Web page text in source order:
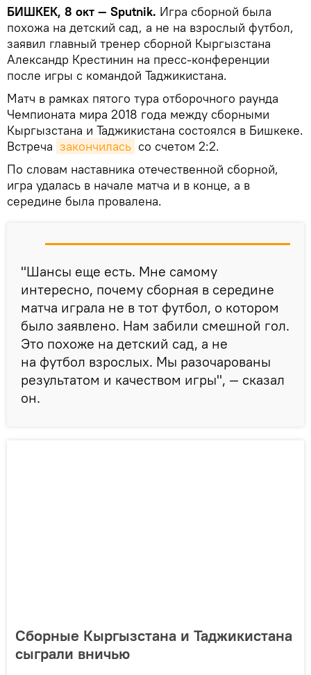
БИШКЕК, 8 окт — Sputnik. Игра сборной была
похожа на детский сад, а не на взрослый футбол,
заявил главный тренер сборной Кыргызстана
Александр Крестинин на пресс-конференции
после игры с командой Таджикистана.
Матч в рамках пятого тура отборочного раунда
Чемпионата мира 2018 года между сборными
Кыргызстана и Таджикистана состоялся в Бишкеке.
Встреча закончилась со счетом 2:2.
По словам наставника отечественной сборной,
игра удалась в начале матча и в конце, а в
середине была провалена.
"Шансы еще есть. Мне самому
интересно, почему сборная в середине
матча играла не в тот футбол, о котором
было заявлено. Нам забили смешной гол.
Это похоже на детский сад, а не
на футбол взрослых. Мы разочарованы
результатом и качеством игры", — сказал
он.
Сборные Кыргызстана и Таджикистана
сыграли вничью